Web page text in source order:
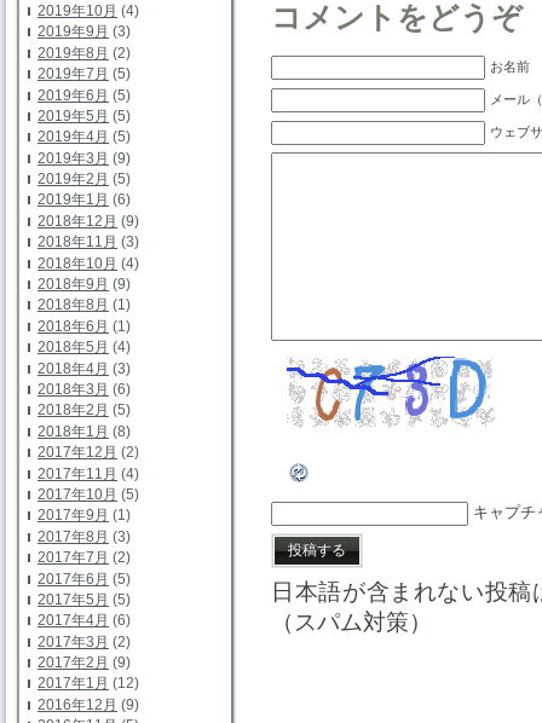
2019年10月 (4)
2019年9月 (3)
2019年8月 (2)
2019年7月 (5)
2019年6月 (5)
2019年5月 (5)
2019年4月 (5)
2019年3月 (9)
2019年2月 (5)
2019年1月 (6)
2018年12月 (9)
2018年11月 (3)
2018年10月 (4)
2018年9月 (9)
2018年8月 (1)
2018年6月 (1)
2018年5月 (4)
2018年4月 (3)
2018年3月 (6)
2018年2月 (5)
2018年1月 (8)
2017年12月 (2)
2017年11月 (4)
2017年10月 (5)
2017年9月 (1)
2017年8月 (3)
2017年7月 (2)
2017年6月 (5)
2017年5月 (5)
2017年4月 (6)
2017年3月 (2)
2017年2月 (9)
2017年1月 (12)
2016年12月 (9)
コメントをどうぞ
お名前
メール
ウェブ
キャプチ
日本語が含まれない投
（スパム対策）